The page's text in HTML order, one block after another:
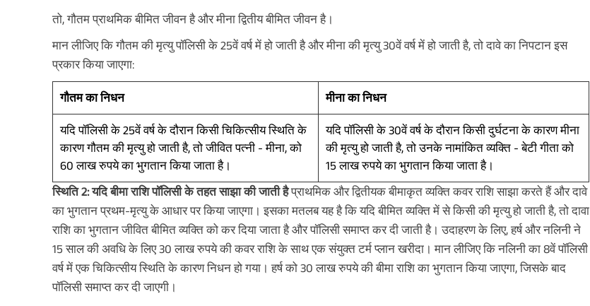
तो, गौतम प्राथमिक बीमित जीवन है और मीना द्वितीय बीमित जीवन है।
मान लीजिए कि गौतम की मृत्यु पॉलिसी के 25वें वर्ष में हो जाती है और मीना की मृत्यु 30वें वर्ष में हो जाती है, तो दावे का निपटान इस
प्रकार किया जाएगा:
गौतम का निधन मीना का निधन
यदि पॉलिसी के 25वें वर्ष के दौरान किसी चिकित्सीय स्थिति के
कारण गौतम की मृत्यु हो जाती है, तो जीवित पत्नी - मीना, को
60 लाख रुपये का भुगतान किया जाता है।
यदि पॉलिसी के 30वें वर्ष के दौरान किसी दुर्घटना के कारण मीना
की मृत्यु हो जाती है, तो उनके नामांकित व्यक्ति - बेटी गीता को
15 लाख रुपये का भुगतान किया जाता है।
स्थिति 2: यदि बीमा राशि पॉलिसी के तहत साझा की जाती हैप्राथमिक और द्वितीयक बीमाकृत व्यक्ति कवर राशि साझा करते हैं और दावे
का भुगतान प्रथम-मृत्यु के आधार पर किया जाएगा। इसका मतलब यह है कि यदि बीमित व्यक्ति में से किसी की मृत्यु हो जाती है, तो दावा
राशि का भुगतान जीवित बीमित व्यक्ति को कर दिया जाता है और पॉलिसी समाप्त कर दी जाती है। उदाहरण के लिए, हर्ष और नलिनी ने
15 साल की अवधि के लिए 30 लाख रुपये की कवर राशि के साथ एक संयुक्त टर्म प्लान खरीदा। मान लीजिए कि नलिनी का 8वें पॉलिसी
वर्ष में एक चिकित्सीय स्थिति के कारण निधन हो गया। हर्ष को 30 लाख रुपये की बीमा राशि का भुगतान किया जाएगा, जिसके बाद
पॉलिसी समाप्त कर दी जाएगी।